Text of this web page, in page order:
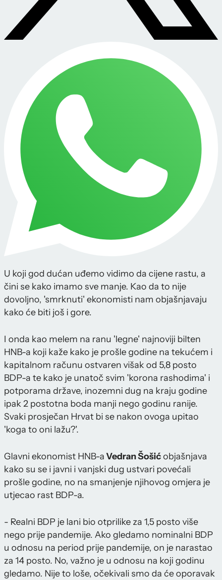
U koji god dućan uđemo vidimo da cijene rastu, a
čini se kako imamo sve manje. Kao da to nije
dovoljno, 'smrknuti' ekonomisti nam objašnjavaju
kako će biti još i gore.
I onda kao melem na ranu 'legne' najnoviji bilten
HNB-a koji kaže kako je prošle godine na tekućem i
kapitalnom računu ostvaren višak od 5,8 posto
BDP-a te kako je unatoč svim 'korona rashodima' i
potporama države, inozemni dug na kraju godine
ipak 2 postotna boda manji nego godinu ranije.
Svaki prosječan Hrvat bi se nakon ovoga upitao
'koga to oni lažu?'.
Glavni ekonomist HNB-aVedran Šošićobjašnjava
kako su se i javni i vanjski dug ustvari povećali
prošle godine, no na smanjenje njihovog omjera je
utjecao rast BDP-a.
- Realni BDP je lani bio otprilike za 1,5 posto više
nego prije pandemije. Ako gledamo nominalni BDP
u odnosu na period prije pandemije, on je narastao
za 14 posto. No, važno je u odnosu na koji godinu
gledamo. Nije to loše, očekivali smo da će oporavak